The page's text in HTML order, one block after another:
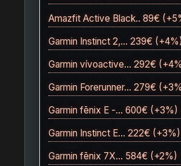
Amazfit Active Black.. 89€
Garmin Instinct 2,… 239€
Garmin vívoactive… 292€
Garmin Forerunner… 279€
Garmin fēnix E -… 600€
Garmin Instinct E… 222€
Garmin fēnix 7X… 584€ (+2%)